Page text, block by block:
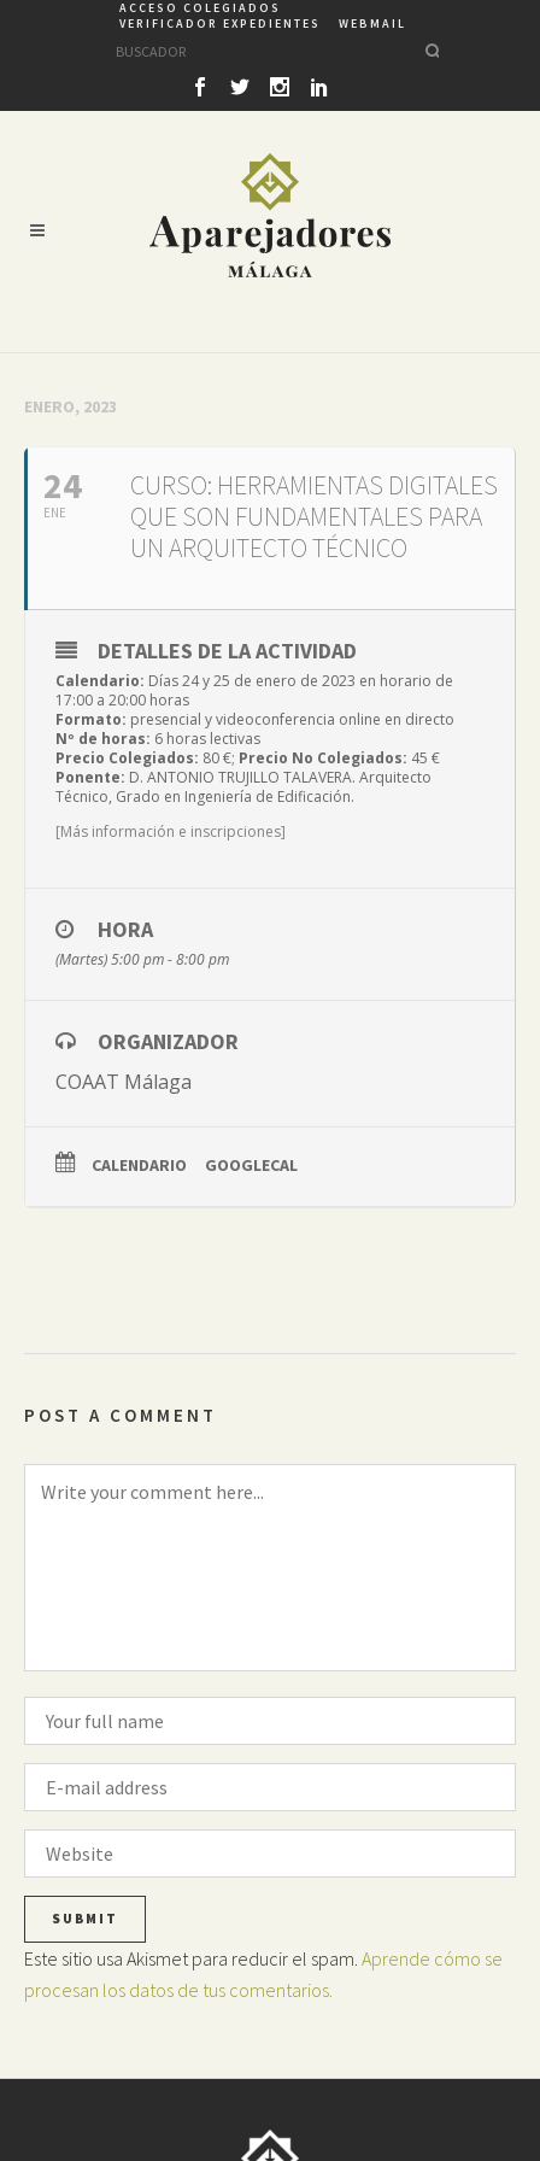
ACCESO COLEGIADOS
VERIFICADOR EXPEDIENTES
WEBMAIL
ENERO, 2023
24
ENE
CURSO: HERRAMIENTAS DIGITALES
QUE SON FUNDAMENTALES PARA
UN ARQUITECTO TÉCNICO
DETALLES DE LA ACTIVIDAD
Calendario: Días 24 y 25 de enero de 2023 en horario de
17:00 a 20:00 horas
Formato: presencial y videoconferencia online en directo
Nº de horas: 6 horas lectivas
Precio Colegiados: 80 €; Precio No Colegiados: 45 €
Ponente: D. ANTONIO TRUJILLO TALAVERA. Arquitecto
Técnico, Grado en Ingeniería de Edificación.
[Más información e inscripciones]
HORA
(Martes) 5:00 pm - 8:00 pm
ORGANIZADOR
COAAT Málaga
CALENDARIO GOOGLECAL
POST A COMMENT
Este sitio usa Akismet para reducir el spam. Aprende cómo se
procesan los datos de tus comentarios.